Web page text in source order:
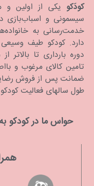
کودَکو یکی از اولین و
خدمت‌رسانی به
دارد. كودكو طیف
تامین کالای مرغوب و
ضمانت پس از فروش
طول سالهای فعالیت
حواس ما در كودكو